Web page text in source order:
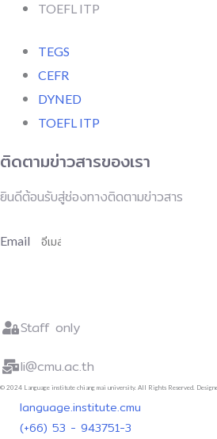
TOEFL ITP
TEGS
CEFR
DYNED
TOEFL ITP
ติดตามข่าวสารของเรา
ยินดีต้อนรับสู่ช่องทางติดตามข่าวสาร
Email
Staff only
li@cmu.ac.th
© 2024 Language institute chiang mai university. All Rights Reserved.
language.institute.cmu
(+66) 53 - 943751-3